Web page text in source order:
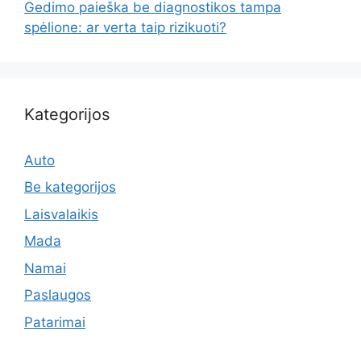
Gedimo paieška be diagnostikos tampa
spėlione: ar verta taip rizikuoti?
Kategorijos
Auto
Be kategorijos
Laisvalaikis
Mada
Namai
Paslaugos
Patarimai